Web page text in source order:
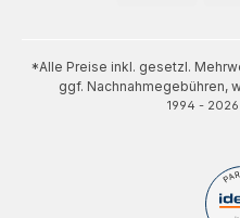
*Alle Preise inkl. gesetzl.
ggf. Nachnahmegebühren,
1994 - 2026